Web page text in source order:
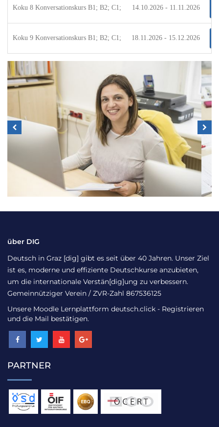
Koku 8 Konversationskurs B1; B2; C1; 14.10.2026 - 11.11.2026
Koku 9 Konversationskurs B1; B2; C1; 18.11.2026 - 15.12.2026
über DIG
Deutsch in Graz [dig] gibt es seit über 40 Jahren. Unser Ziel
ist es, moderne und effiziente Deutschkurse anzubieten,
um die internationale Verstän[dig]ung zu verbessern.
Gemeinnütziger Verein / ZVR-Zahl 867536125
Unsere Moodle Lernplattform deutsch.click - Registrieren
und die Mail bestätigen.
PARTNER